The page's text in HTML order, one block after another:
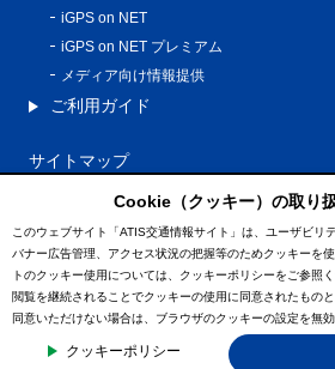
iGPS on NET
iGPS on NET プレミアム
メディア向け情報提供
ご利用ガイド
サイトマップ
プライバシーポリシー
利用規約
特定商取引法に基づく表記
情報の外部通信について
© ATIS Co.,Ltd. All Rights
Cookie（クッキー）の取り
このウェブサイト「ATIS交通情報サイト」は、ユーザビリ
バナー広告管理、アクセス状況の把握等のためクッキーを使
トのクッキー使用については、クッキーポリシーをご参照く
閲覧を継続されることでクッキーの使用に同意されたものと
同意いただけない場合は、ブラウザのクッキーの設定を無効
クッキーポリシー